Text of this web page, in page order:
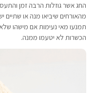
החג אשר גוזלות הרבה זמן
מהאורחים שיביאו מנה או
תמנעו מאי נעימות אם מישהו
הכשרות לא יטעמו ממנה.